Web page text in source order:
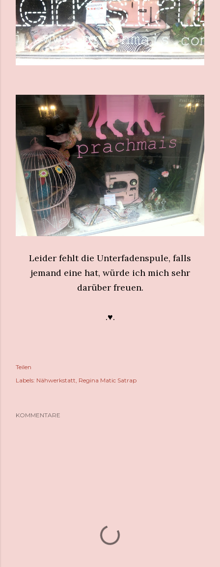
Leider fehlt die Unterfadenspule, falls
jemand eine hat, würde ich mich sehr
darüber freuen.
.♥.
Teilen
Labels: Nähwerkstatt Regina Matic Satrap
KOMMENTARE